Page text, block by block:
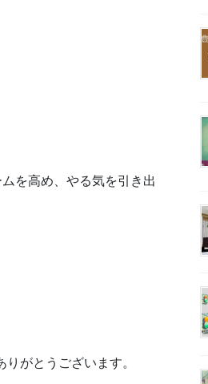
を高め、やる気を引き出
がとうございます。